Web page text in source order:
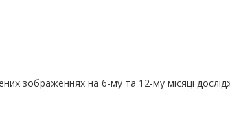
зображеннях на 6-му та 12-му місяці